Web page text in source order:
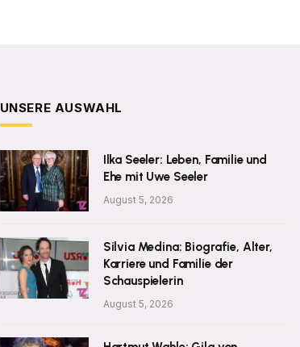
UNSERE AUSWAHL
Ilka Seeler: Leben, Familie und
Ehe mit Uwe Seeler
August 5, 2026
Silvia Medina: Biografie, Alter,
Karriere und Familie der
Schauspielerin
August 5, 2026